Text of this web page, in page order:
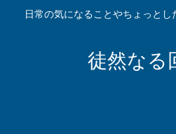
日常の気になることやちょっとし
徒然なる